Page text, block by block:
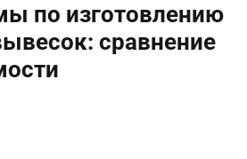
по изготовлению
сравнение